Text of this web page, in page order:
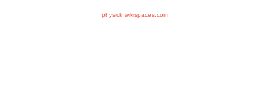
physick.wikispaces.com